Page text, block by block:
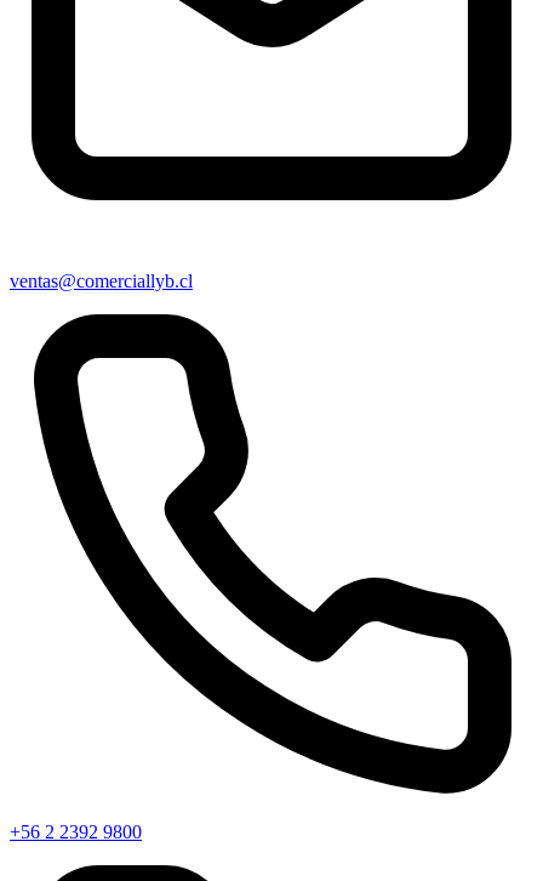
ventas@comerciallyb.cl
+56 2 2392 9800